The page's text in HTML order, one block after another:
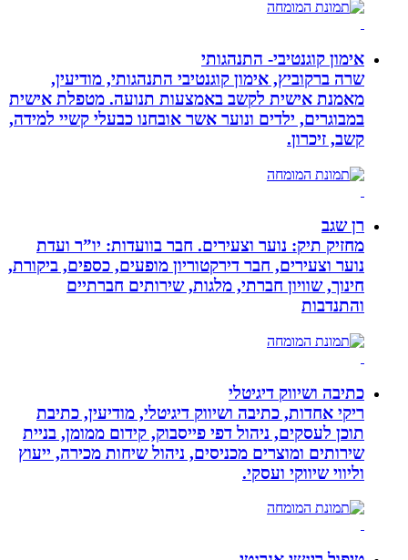
אימון קוגנטיבי- התנהגותי
שרה ברקוביץ, אימון קוגנטיבי התנהגותי, מודיעין,
מאמנת אישית לקשב באמצעות תנועה. מטפלת אישית
במבוגרים, ילדים ונוער אשר אובחנו כבעלי קשיי למידה,
קשב, זיכרון.
רן שגב
מחזיק תיק: נוער וצעירים. חבר בוועדות: יו”ר ועדת
נוער וצעירים, חבר דירקטוריון מופעים, כספים, ביקורת,
חינוך, שוויון חברתי, מלגות, שירותים חברתיים
והתנדבות
כתיבה ושיווק דיגיטלי
ריקי אחדות, כתיבה ושיווק דיגיטלי, מודיעין, כתיבת
תוכן לעסקים, ניהול דפי פייסבוק, קידום ממומן, בניית
שירותים ומוצרים מכניסים, ניהול שיחות מכירה, ייעוץ
וליווי שיווקי ועסקי.